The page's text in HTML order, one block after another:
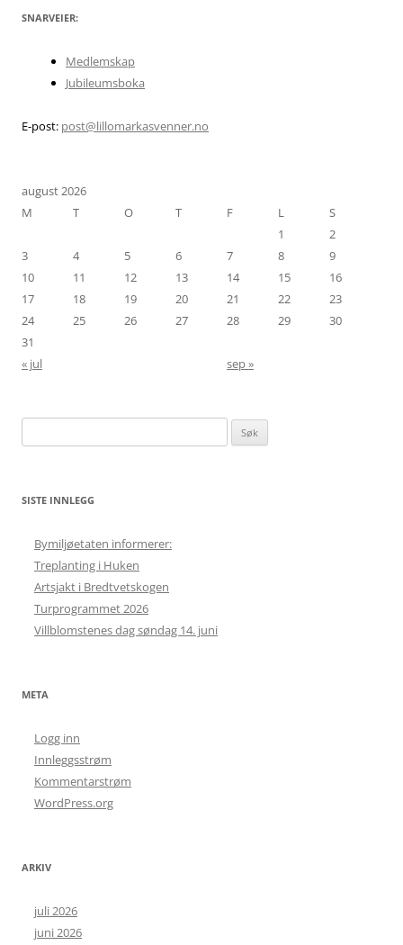
SNARVEIER:
Medlemskap
Jubileumsboka
E-post: post@lillomarkasvenner.no
august 2026
M
T O T F L
S
1
2
3
4 5 6 7 8
9
10
11 12 13 14 15
16
17
18 19 20 21 22
23
24
25 26 27 28 29
30
31
« jul
sep »
etter:
SISTE INNLEGG
Bymiljøetaten informerer:
Treplanting i Huken
Artsjakt i Bredtvetskogen
Turprogrammet 2026
Villblomstenes dag søndag 14. juni
META
Logg inn
Innleggsstrøm
Kommentarstrøm
WordPress.org
ARKIV
juli 2026
juni 2026